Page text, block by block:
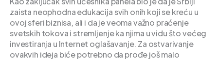
zaista neophodna edukacija svih onih koji se kreću u
ovoj sferi biznisa, ali i da je veoma važno praćenje
svetskih tokova i stremljenje ka njima u vidu što većeg
investiranja u Internet oglašavanje. Za ostvarivanje
ovakvih ideja biće potrebno da prođe još malo